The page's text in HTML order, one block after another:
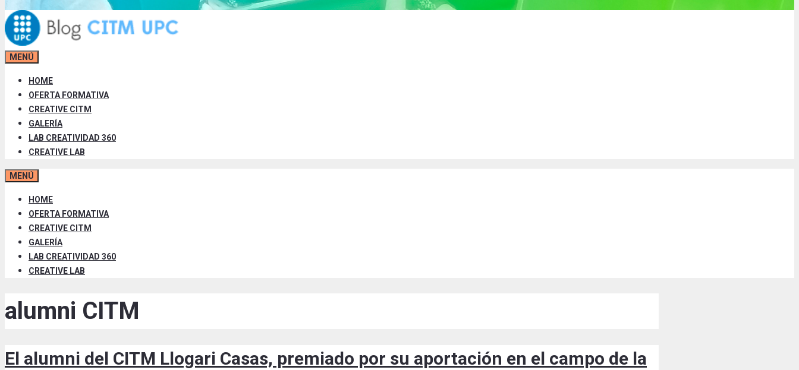
MENÚ
HOME
OFERTA FORMATIVA
CREATIVE CITM
GALERÍA
LAB CREATIVIDAD 360
CREATIVE LAB
MENÚ
HOME
OFERTA FORMATIVA
CREATIVE CITM
GALERÍA
LAB CREATIVIDAD 360
CREATIVE LAB
alumni CITM
El alumni del CITM Llogari Casas, premiado por su aportación en el campo de la